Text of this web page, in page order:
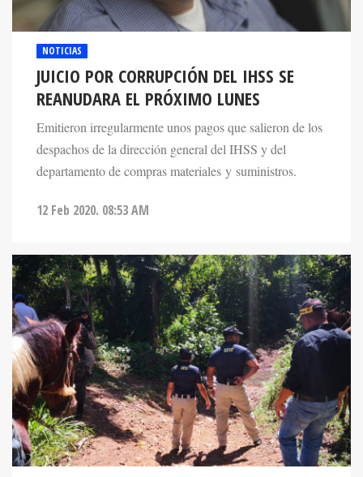
NOTICIAS
JUICIO POR CORRUPCIÓN DEL IHSS SE
REANUDARA EL PRÓXIMO LUNES
Emitieron irregularmente unos pagos que salieron de los
despachos de la dirección general del IHSS y del
departamento de compras materiales y suministros.
12 Feb 2020. 08:53 AM